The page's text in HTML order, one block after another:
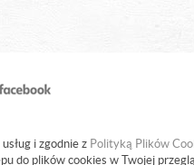
i zgodnie z Polityką Plików
do plików cookies w Twojej